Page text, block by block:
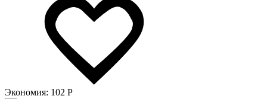
Экономия: 102 Р